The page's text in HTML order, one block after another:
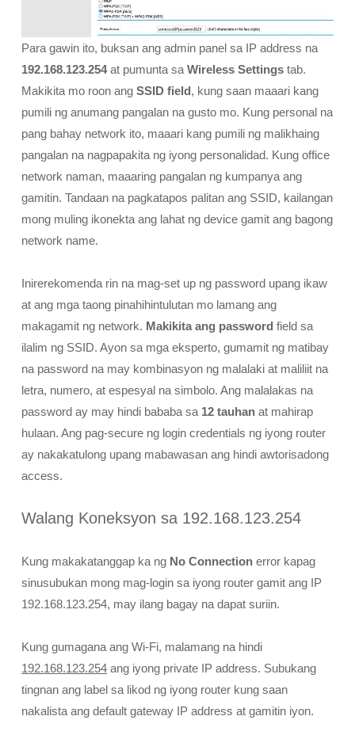
Para gawin ito, buksan ang admin panel sa IP address na
192.168.123.254at pumunta sa Wireless Settings tab.
Makikita mo roon ang SSID field, kung saan maaari kang
pumili ng anumang pangalan na gusto mo. Kung personal na
pang bahay network ito, maaari kang pumili ng malikhaing
pangalan na nagpapakita ng iyong personalidad. Kung office
network naman, maaaring pangalan ng kumpanya ang
gamitin. Tandaan na pagkatapos palitan ang SSID, kailangan
mong muling ikonekta ang lahat ng device gamit ang bagong
network name.
Inirerekomenda rin na mag-set up ng password upang ikaw
at ang mga taong pinahihintulutan mo lamang ang
makagamit ng network. Makikita ang password field sa
ilalim ng SSID. Ayon sa mga eksperto, gumamit ng matibay
na password na may kombinasyon ng malalaki at maliliit na
letra, numero, at espesyal na simbolo. Ang malalakas na
password ay may hindi bababa sa 12 tauhan at mahirap
hulaan. Ang pag-secure ng login credentials ng iyong router
ay nakakatulong upang mabawasan ang hindi awtorisadong
access.
Walang Koneksyon sa 192.168.123.254
Kung makakatanggap ka ng No Connection error kapag
sinusubukan mong mag-login sa iyong router gamit ang IP
192.168.123.254, may ilang bagay na dapat suriin.
Kung gumagana ang Wi-Fi, malamang na hindi
192.168.123.254 ang iyong private IP address. Subukang
tingnan ang label sa likod ng iyong router kung saan
nakalista ang default gateway IP address at gamitin iyon.